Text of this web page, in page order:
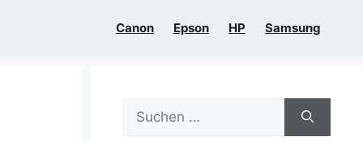
Canon Epson HP Samsung
Suchen
nach: